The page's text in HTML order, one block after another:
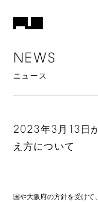
NEWS
ニュース
2023年3月 13 日
え方について
国や大阪府の方針を受けて